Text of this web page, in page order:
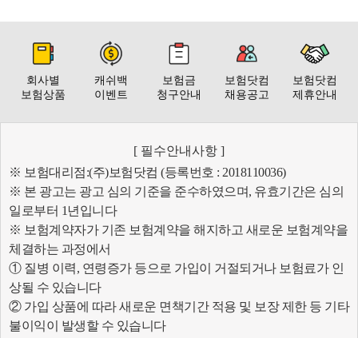
회사별
보험상품
캐쉬백
이벤트
보험금
청구안내
보험닷컴
채용공고
보험닷컴
제휴안내
[ 필수안내사항 ]
※ 보험대리점:(주)보험닷컴 (등록번호 : 2018110036)
※ 본 광고는 광고 심의 기준을 준수하였으며, 유효기간은 심의
일로부터 1년입니다
※ 보험계약자가 기존 보험계약을 해지하고 새로운 보험계약을
체결하는 과정에서
① 질병 이력, 연령증가 등으로 가입이 거절되거나 보험료가 인
상될 수 있습니다
② 가입 상품에 따라 새로운 면책기간 적용 및 보장 제한 등 기타
불이익이 발생할 수 있습니다